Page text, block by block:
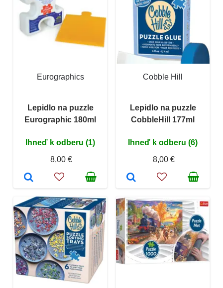
Eurographics
Lepidlo na puzzle
Eurographic 180ml
Ihneď k odberu (1)
8,00 €
Cobble Hill
Lepidlo na puzzle
CobbleHill 177ml
Ihneď k odberu (6)
8,00 €